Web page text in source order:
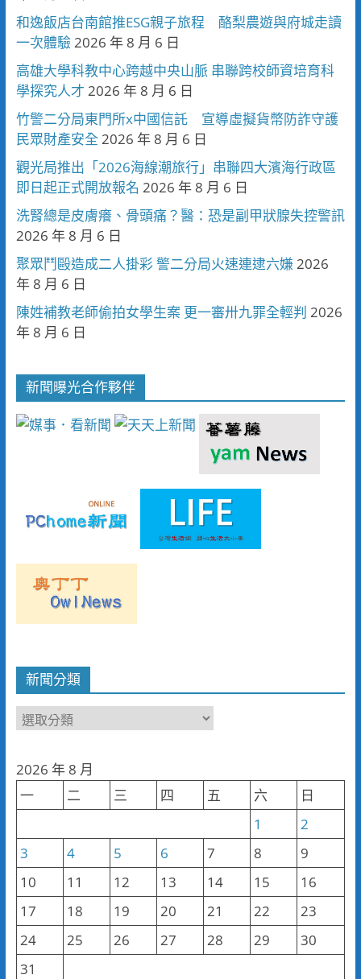
和逸飯店台南館推ESG親子旅程 酪梨農遊與府城走讀
一次體驗2026 年 8 月 6 日
高雄大學科教中心跨越中央山脈 串聯跨校師資培育科
學探究人才 2026 年 8 月 6 日
竹警二分局東門所x中國信託 宣導虛擬貨幣防詐守護
民眾財產安全 2026 年 8 月 6 日
觀光局推出「2026海線潮旅行」串聯四大濱海行政區
即日起正式開放報名 2026 年 8 月 6 日
洗腎總是皮膚癢、骨頭痛？醫：恐是副甲狀腺失控警訊
2026 年 8 月 6 日
聚眾鬥毆造成二人掛彩 警二分局火速連逮六嫌2026
年 8 月 6 日
陳姓補教老師偷拍女學生案 更一審卅九罪全輕判 2026
年 8 月 6 日
新聞曝光合作夥伴
新聞分類
新
類
2026 年 8 月
一
二 三 四 五 六
日
1
2
3
4 5 6 7 8
9
10
11 12 13 14 15
16
17
18 19 20 21 22
23
24
25 26 27 28 29
30
31